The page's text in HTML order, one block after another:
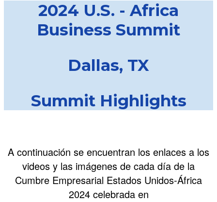
2024 U.S. - Africa
Business Summit
Dallas, TX
Summit Highlights
A continuación se encuentran los enlaces a los
videos y las imágenes de cada día de la
Cumbre Empresarial Estados Unidos-África
2024 celebrada en